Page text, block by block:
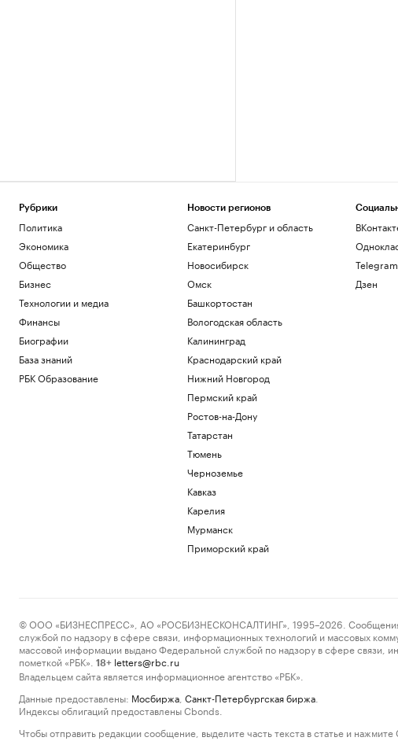
Рубрики
Политика
Экономика
Общество
Бизнес
Технологии и медиа
Финансы
Биографии
База знаний
РБК Образование
Новости регионов
Санкт-Петербург и область
Екатеринбург
Новосибирск
Омск
Башкортостан
Вологодская область
Калининград
Краснодарский край
Нижний Новгород
Пермский край
Ростов-на-Дону
Татарстан
Тюмень
Черноземье
Кавказ
Карелия
Мурманск
Приморский край
Telegram
Дзен
© ООО «БИЗНЕСПРЕСС», АО «РОСБИЗНЕСКОНСАЛТИНГ», 1995–2026. Сообщения и
службой по надзору в сфере связи, информационных технологий и массовых
массовой информации выдано Федеральной службой по надзору в сфере
пометкой «РБК».
18+ letters@rbc.ru
Владельцем сайта является информационное агентство «РБК».
Данные предоставлены: Мосбиржа Санкт-Петербургская биржа
Индексы облигаций предоставлены Cbonds.
Чтобы отправить редакции сообщение, выделите часть текста в статье и нажмите